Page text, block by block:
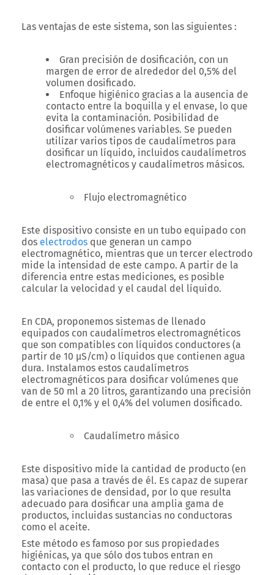
Las ventajas de este sistema, son las siguientes :
Gran precisión de dosificación, con un
margen de error de alrededor del 0,5% del
volumen dosificado.
Enfoque higiénico gracias a la ausencia de
contacto entre la boquilla y el envase, lo que
evita la contaminación. Posibilidad de
dosificar volúmenes variables. Se pueden
utilizar varios tipos de caudalímetros para
dosificar un líquido, incluidos caudalímetros
electromagnéticos y caudalímetros másicos.
Flujo electromagnético
Este dispositivo consiste en un tubo equipado con
dos electrodos que generan un campo
electromagnético, mientras que un tercer electrodo
mide la intensidad de este campo. A partir de la
diferencia entre estas mediciones, es posible
calcular la velocidad y el caudal del líquido.
En CDA, proponemos sistemas de llenado
equipados con caudalímetros electromagnéticos
que son compatibles con líquidos conductores (a
partir de 10 μS/cm) o líquidos que contienen agua
dura. Instalamos estos caudalímetros
electromagnéticos para dosificar volúmenes que
van de 50 ml a 20 litros, garantizando una precisión
de entre el 0,1% y el 0,4% del volumen dosificado.
Caudalímetro másico
Este dispositivo mide la cantidad de producto (en
masa) que pasa a través de él. Es capaz de superar
las variaciones de densidad, por lo que resulta
adecuado para dosificar una amplia gama de
productos, incluidas sustancias no conductoras
como el aceite.
Este método es famoso por sus propiedades
higiénicas, ya que sólo dos tubos entran en
contacto con el producto, lo que reduce el riesgo